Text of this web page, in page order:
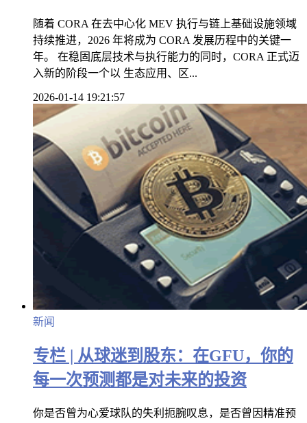
随着 CORA 在去中心化 MEV 执行与链上基础设施领域
持续推进，2026 年将成为 CORA 发展历程中的关键一
年。 在稳固底层技术与执行能力的同时，CORA 正式迈
入新的阶段一个以 生态应用、区...
2026-01-14 19:21:57
新闻
专栏 | 从球迷到股东：在GFU，你的
每一次预测都是对未来的投资
你是否曾为心爱球队的失利扼腕叹息，是否曾因精准预